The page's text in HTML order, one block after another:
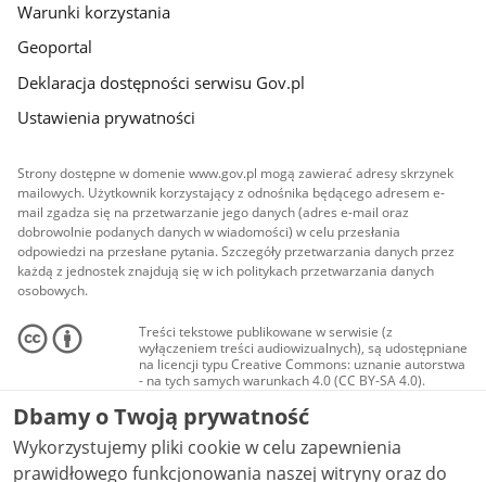
Warunki korzystania
Geoportal
Deklaracja dostępności serwisu Gov.pl
Ustawienia prywatności
Strony dostępne w domenie www.gov.pl mogą zawierać adresy skrzynek
mailowych. Użytkownik korzystający z odnośnika będącego adresem e-
mail zgadza się na przetwarzanie jego danych (adres e-mail oraz
dobrowolnie podanych danych w wiadomości) w celu przesłania
odpowiedzi na przesłane pytania. Szczegóły przetwarzania danych przez
każdą z jednostek znajdują się w ich politykach przetwarzania danych
osobowych.
Treści tekstowe publikowane w serwisie (z
wyłączeniem treści audiowizualnych), są udostępniane
na licencji typu Creative Commons: uznanie autorstwa
- na tych samych warunkach 4.0 (CC BY-SA 4.0).
Materiały audiowizualne, w tym zdjęcia, materiały
audio i wideo, są udostępniane na licencji typu
Creative Commons: uznanie autorstwa użycie
niekomercyjne - bez utworów zależnych 4.0 (CC BY-
NC-ND 4.0), o ile nie jest to stwierdzone inaczej.
Dbamy o Twoją prywatność
Wykorzystujemy pliki cookie w celu zapewnienia
prawidłowego funkcjonowania naszej witryny oraz do